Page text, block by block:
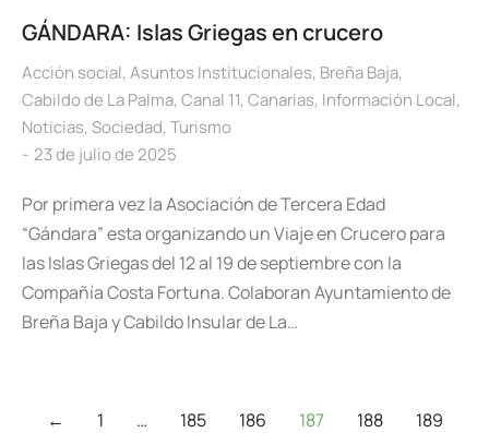
GÁNDARA: Islas Griegas en crucero
Acción social, Asuntos Institucionales, Breña Baja,
Cabildo de La Palma, Canal 11, Canarias, Información Local,
Noticias, Sociedad, Turismo
23 de julio de 2025
Por primera vez la Asociación de Tercera Edad
“Gándara” esta organizando un Viaje en Crucero para
las Islas Griegas del 12 al 19 de septiembre con la
Compañía Costa Fortuna. Colaboran Ayuntamiento de
Breña Baja y Cabildo Insular de La…
← 1 … 185 186 187 188
189